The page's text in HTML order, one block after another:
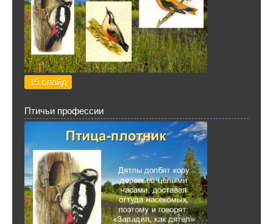
15 слайд
Птичьи профессии